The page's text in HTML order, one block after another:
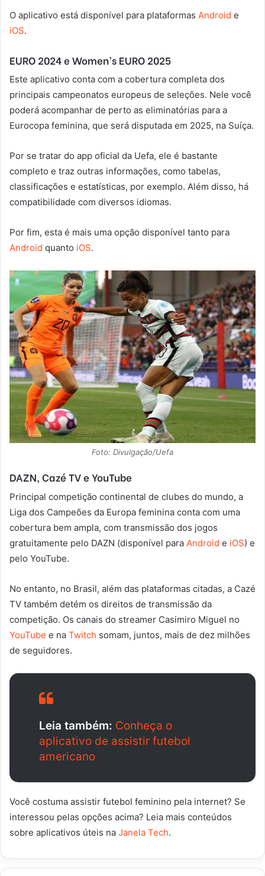
O aplicativo está disponível para plataformas Android e
iOS.
EURO 2024 e Women’s EURO 2025
Este aplicativo conta com a cobertura completa dos
principais campeonatos europeus de seleções. Nele você
poderá acompanhar de perto as eliminatórias para a
Eurocopa feminina, que será disputada em 2025, na Suíça.
Por se tratar do app oficial da Uefa, ele é bastante
completo e traz outras informações, como tabelas,
classificações e estatísticas, por exemplo. Além disso, há
compatibilidade com diversos idiomas.
Por fim, esta é mais uma opção disponível tanto para
Android quanto iOS.
Foto: Divulgação/Uefa
DAZN, Cazé TV e YouTube
Principal competição continental de clubes do mundo, a
Liga dos Campeões da Europa feminina conta com uma
cobertura bem ampla, com transmissão dos jogos
gratuitamente pelo DAZN (disponível para Android e iOS) e
pelo YouTube.
No entanto, no Brasil, além das plataformas citadas, a Cazé
TV também detém os direitos de transmissão da
competição. Os canais do streamer Casimiro Miguel no
YouTube e na Twitch somam, juntos, mais de dez milhões
de seguidores.
Leia também: Conheça o
aplicativo de assistir futebol
americano
Você costuma assistir futebol feminino pela internet? Se
interessou pelas opções acima? Leia mais conteúdos
sobre aplicativos úteis na Janela Tech.